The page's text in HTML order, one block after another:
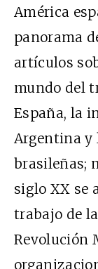
América
panorama
artículos
mundo del
España, la
Argentina y
brasileñas;
siglo XX se
trabajo de
Revolución